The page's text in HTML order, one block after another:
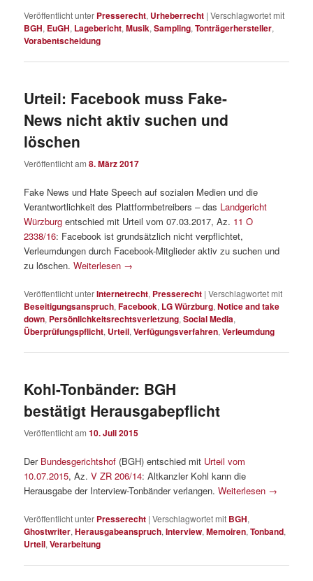
Veröffentlicht unter Presserecht, Urheberrecht |Verschlagwortet mit
BGH, EuGH, Lagebericht,Musik,Sampling,Tonträgerhersteller,
Vorabentscheidung
Urteil: Facebook muss Fake-
News nicht aktiv suchen und
löschen
Veröffentlicht am8. März 2017
Fake News und Hate Speech auf sozialen Medien und die
Verantwortlichkeit des Plattformbetreibers – das Landgericht
Würzburg entschied mit Urteil vom 07.03.2017, Az. 11 O
2338/16: Facebook ist grundsätzlich nicht verpflichtet,
Verleumdungen durch Facebook-Mitglieder aktiv zu suchen und
zu löschen.Weiterlesen →
Veröffentlicht unterInternetrecht, Presserecht |Verschlagwortet mit
Beseitigungsanspruch,Facebook, LG Würzburg,Notice and take
down, Persönlichkeitsrechtsverletzung,Social Media,
Überprüfungspflicht, Urteil,Verfügungsverfahren,Verleumdung
Kohl-Tonbänder: BGH
bestätigt Herausgabepflicht
Veröffentlicht am10. Juli 2015
Der Bundesgerichtshof (BGH) entschied mit Urteil vom
10.07.2015, Az.V ZR 206/14: Altkanzler Kohl kann die
Herausgabe der Interview-Tonbänder verlangen.Weiterlesen →
Veröffentlicht unter Presserecht |Verschlagwortet mit BGH,
Ghostwriter,Herausgabeanspruch,Interview,Memoiren,Tonband,
Urteil,Verarbeitung